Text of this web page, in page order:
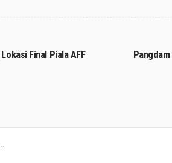
Final Piala AFF